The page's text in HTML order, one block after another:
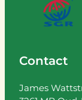
Contact
James